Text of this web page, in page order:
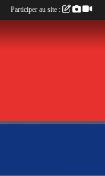
Participer au site :